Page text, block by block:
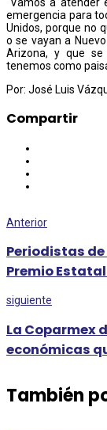
emergencia para
Unidos, porque no
o se vayan a
Arizona, y que
tenemos como
Por: José Luis
Compartir
Anterior
Periodistas de
Premio
siguiente
La Coparmex
económicas
También